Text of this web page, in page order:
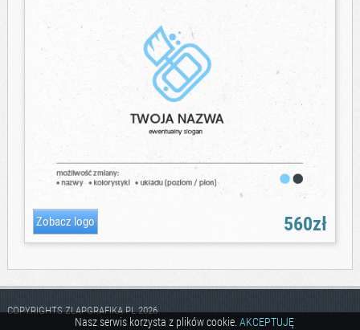
560zł
COPYRIGHTS ZLAPGRAFIKA.PL 2026
Nasz serwis korzysta z plików cookie. AKCEPTUJĘ